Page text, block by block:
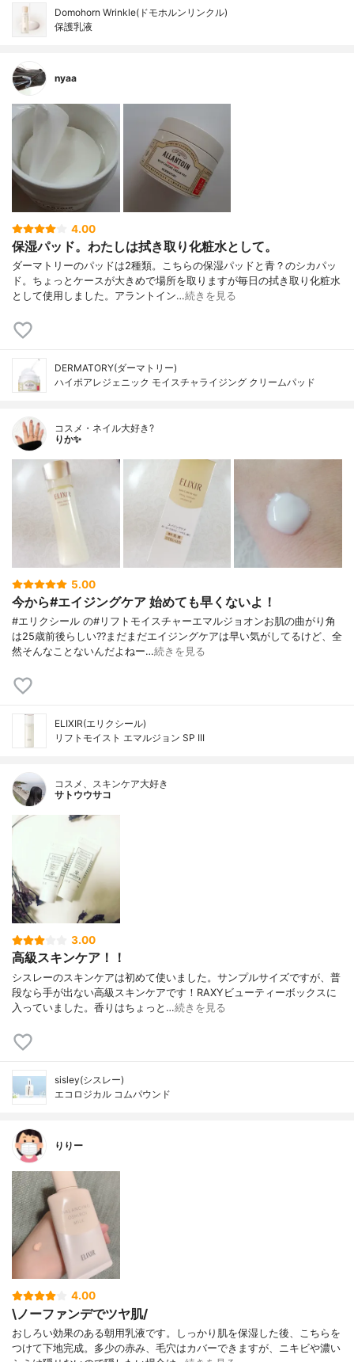
Domohorn Wrinkle(ドモホルンリンクル)
保護乳液
nyaa
4.00
保湿パッド。わたしは拭き取り化粧水として。
ダーマトリーのパッドは2種類。こちらの保湿パッドと青？のシカパッ
ド。ちょっとケースが大きめで場所を取りますが毎日の拭き取り化粧水
として使用しました。アラントイン…続きを見る
DERMATORY(ダーマトリー)
ハイポアレジェニック モイスチャライジング クリームパッド
コスメ・ネイル大好き?
りか✨
5.00
今から#エイジングケア 始めても早くないよ！
#エリクシール の#リフトモイスチャーエマルジョオンお肌の曲がり角
は25歳前後らしい??まだまだエイジングケアは早い気がしてるけど、全
然そんなことないんだよねー…続きを見る
ELIXIR(エリクシール)
リフトモイスト エマルジョン SP III
コスメ、スキンケア大好き
サトウウサコ
3.00
高級スキンケア！！
シスレーのスキンケアは初めて使いました。サンプルサイズですが、普
段なら手が出ない高級スキンケアです！RAXYビューティーボックスに
入っていました。香りはちょっと…続きを見る
sisley(シスレー)
エコロジカル コムパウンド
りりー
4.00
\ノーファンデでツヤ肌/
おしろい効果のある朝用乳液です。しっかり肌を保湿した後、こちらを
つけて下地完成。多少の赤み、毛穴はカバーできますが、ニキビや濃い